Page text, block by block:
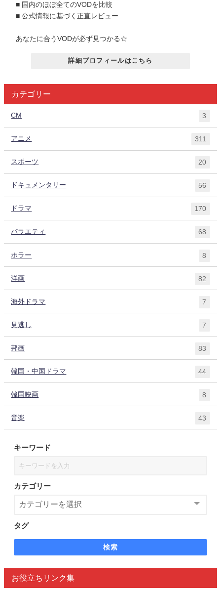
■ 国内のほぼ全てのVODを比較
■ 公式情報に基づく正直レビュー
あなたに合うVODが必ず見つかる☆
詳細プロフィールはこちら
カテゴリー
CM 3
アニメ 311
スポーツ 20
ドキュメンタリー 56
ドラマ 170
バラエティ 68
ホラー 8
洋画 82
海外ドラマ 7
見逃し 7
邦画 83
韓国・中国ドラマ 44
韓国映画 8
音楽 43
キーワード
カテゴリー
タグ
検索
お役立ちリンク集